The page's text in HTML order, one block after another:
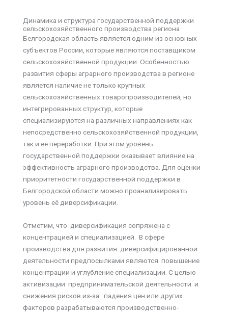
Динамика и структура государственной поддержки
сельскохозяйственного производства региона
Белгородская область является одним из основных
субъектов России, которые являются поставщиком
сельскохозяйственной продукции. Особенностью
развития сферы аграрного производства в регионе
является наличие не только крупных
сельскохозяйственных товаропроизводителей, но
интегрированных структур, которые
специализируются на различных направлениях как
непосредственно сельскохозяйственной продукции,
так и её переработки. При этом уровень
государственной поддержки оказывает влияние на
эффективность аграрного производства. Для оценки
приоритетности государственной поддержки в
Белгородской области можно проанализировать
уровень её диверсификации.
Отметим, что диверсификация сопряжена с
концентрацией и специализацией. В сфере
производства для развития диверсифицированной
деятельности предпосылками являются повышение
концентрации и углубление специализации. С целью
активизации предпринимательской деятельности и
снижения рисков из-за падения цен или других
факторов разрабатываются производственно-